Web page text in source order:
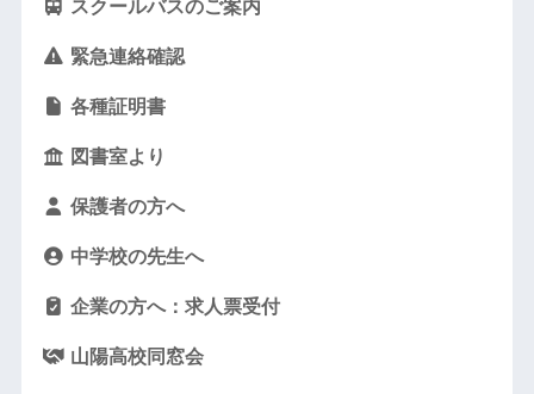
スクールバスのご案内
緊急連絡確認
各種証明書
図書室より
保護者の方へ
中学校の先生へ
企業の方へ：求人票受付
山陽高校同窓会